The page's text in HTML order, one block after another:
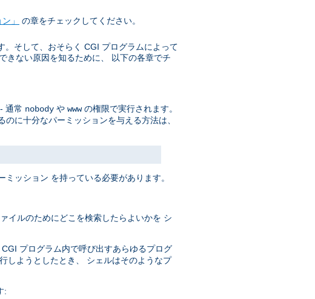
」
の章をチェックしてください。
そして、おそらく CGI プログラムによって
きない原因を知るために、 以下の各章でチ
通常 nobody や wwwの権限で実行されます。
のに十分なパーミッションを与える方法は、
ッション を持っている必要があります。
イルのためにどこを検索したらよいかを シ
プログラム内で呼び出すあらゆるプログ
しようとしたとき、 シェルはそのようなプ
: